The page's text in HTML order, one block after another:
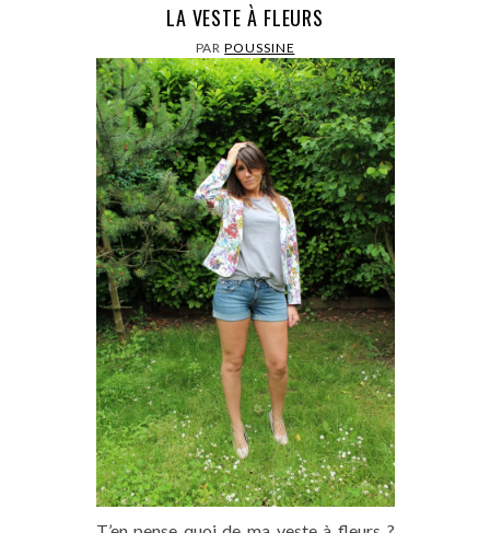
LA VESTE À FLEURS
PARPOUSSINE